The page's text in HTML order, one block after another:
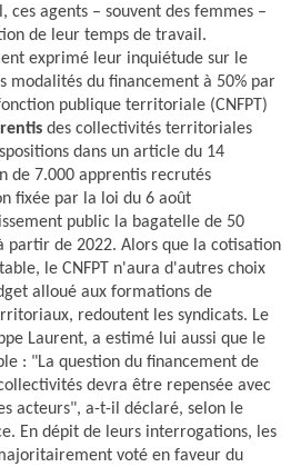
ces agents – souvent des femmes –
de leur temps de travail.
exprimé leur inquiétude sur le
modalités du financement à 50% par
publique territoriale (CNFPT)
des collectivités territoriales
dans un article du 14
de 7.000 apprentis recrutés
fixée par la loi du 6 août
public la bagatelle de 50
partir de 2022. Alors que la cotisation
le CNFPT n'aura d'autres choix
alloué aux formations de
redoutent les syndicats. Le
Laurent, a estimé lui aussi que le
: "La question du financement de
devra être repensée avec
acteurs", a-t-il déclaré, selon le
En dépit de leurs interrogations, les
voté en faveur du